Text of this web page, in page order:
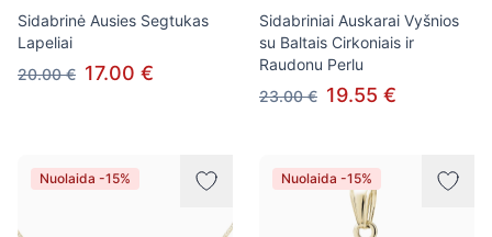
Sidabrinė Ausies Segtukas
Lapeliai
20.00 € 17.00 €
Sidabriniai Auskarai Vyšnios
su Baltais Cirkoniais ir
Raudonu Perlu
23.00 € 19.55 €
Nuolaida -15% Nuolaida -15%